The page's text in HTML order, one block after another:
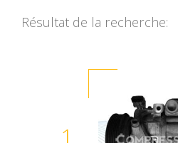
Résultat de la recherche:
1